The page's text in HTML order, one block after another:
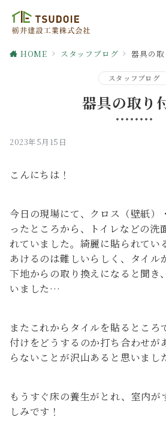
HOME スタッフブログ 器具の
スタッフブログ
器具の取り
2023年5月15日
こんにちは！
今日の現場にて、クロス（壁紙）
ったところから、トイレなどの洗
れていました。綺麗に貼られてい
あけるのは難しいらしく、タイル
下地からの取り換えになると聞き
いました…
またこれからタイルを貼るところ
付けをどうするのか打ち合わせが
らないことが沢山あると思いまし
もうすぐ床の養生がとれ、室内が
しみです！